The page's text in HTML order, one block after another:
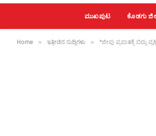
ಮುಖಪುಟ ಕೊಡಗು
Home » ಇತ್ತೀಚಿನ ಸುದ್ದಿಗಳು » *ಜೀಪು ಪ್ರಪಾತಕ್ಕೆ ಬಿದ್ದು